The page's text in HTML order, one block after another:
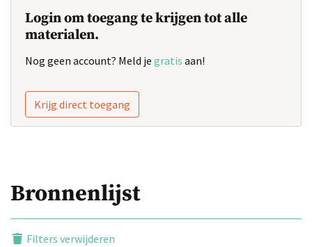
Login om toegang te krijgen tot alle
materialen.
Nog geen account? Meld je gratis aan!
Krijg direct toegang
Bronnenlijst
Filters verwijderen